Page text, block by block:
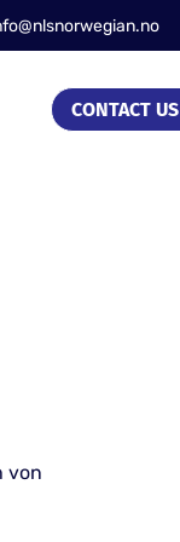
CONTACT US
von